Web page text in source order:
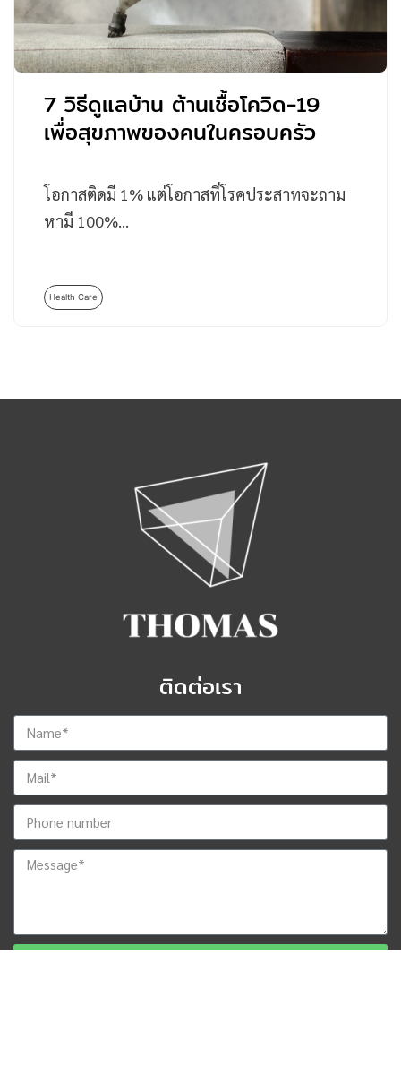
7 วิธีดูแลบ้าน ต้านเชื้อโควิด-19
เพื่อสุขภาพของคนในครอบครัว
โอกาสติดมี 1% แต่โอกาสที่โรคประสาทจะถาม
หามี 100%…
Health Care
ติดต่อเรา